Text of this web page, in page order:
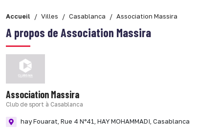
Accueil Villes Casablanca Association Massira
A propos de Association Massira
Association Massira
Club de sport à Casablanca
hay Fouarat, Rue 4 N°41, HAY MOHAMMADI, Casablanca